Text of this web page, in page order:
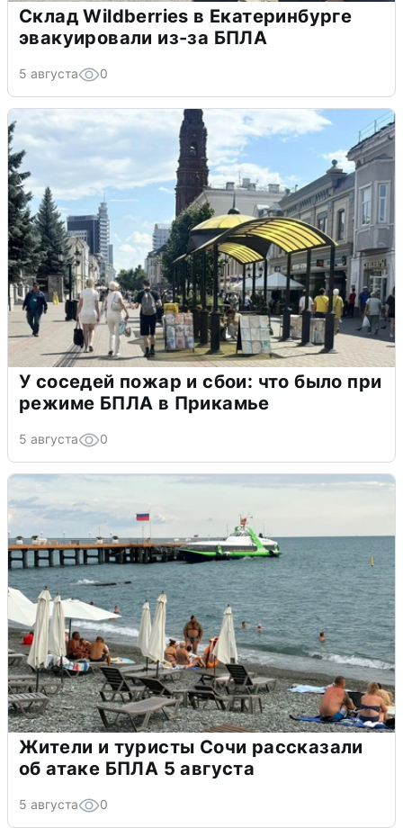
Склад Wildberries в Екатеринбурге
эвакуировали из-за БПЛА
5 августа 0
У соседей пожар и сбои: что было при
режиме БПЛА в Прикамье
5 августа 0
Жители и туристы Сочи рассказали
об атаке БПЛА 5 августа
5 августа 0